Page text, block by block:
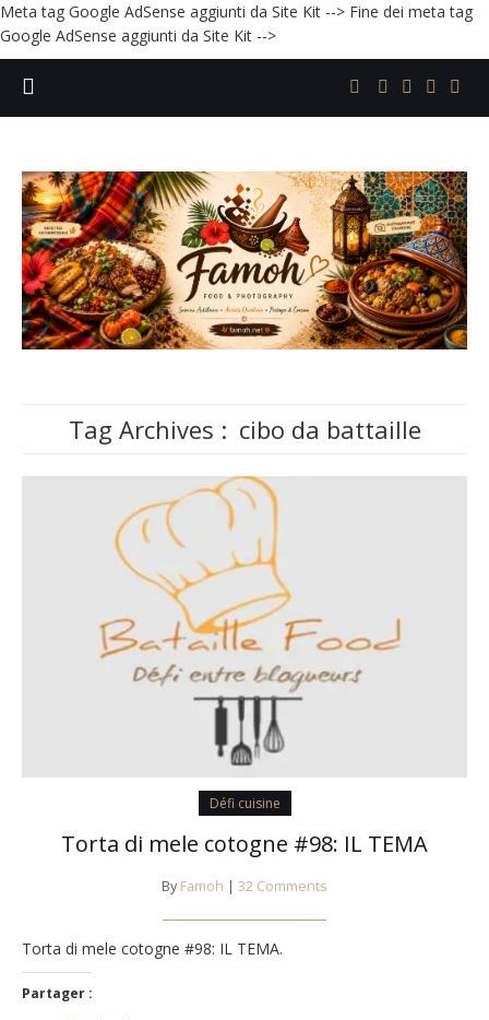
Meta tag Google AdSense aggiunti da Site Kit --> Fine dei meta tag
Google AdSense aggiunti da Site Kit -->
Tag Archives : cibo da battaille
Défi cuisine
Torta di mele cotogne #98: IL TEMA
By Famoh | 32 Comments
Torta di mele cotogne #98: IL TEMA.
Partager :